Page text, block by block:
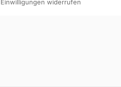
Einwilligungen widerrufen